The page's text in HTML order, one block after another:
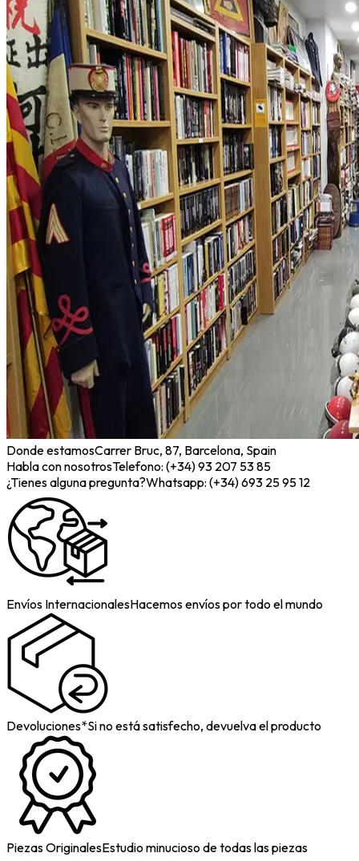
Donde estamosCarrer Bruc, 87, Barcelona, Spain
Habla con nosotrosTelefono: (+34) 93 207 53 85
¿Tienes alguna pregunta?Whatsapp: (+34) 693 25 95 12
Envíos InternacionalesHacemos envíos por todo el mundo
Devoluciones*Si no está satisfecho, devuelva el producto
Piezas OriginalesEstudio minucioso de todas las piezas